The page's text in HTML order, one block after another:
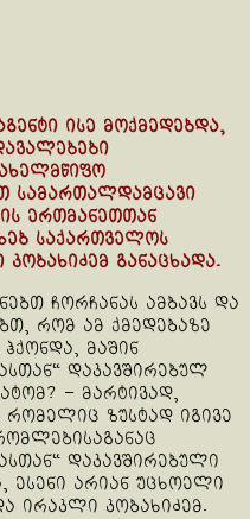
ისე მოქმედებდა,
სამართალდამცავი
ერთმანეთთან
საქართველოს
განაცხადა.
ჩორჩანას ამბავს და
რომ ამ ქმედებაზე
მაშინ
დაკავშირებულ
– მარტივად,
რომელიც ზუსტად იგივე
დაკავშირებული
ესენი არიან უცხოელი
ირაკლი კობახიძემ.